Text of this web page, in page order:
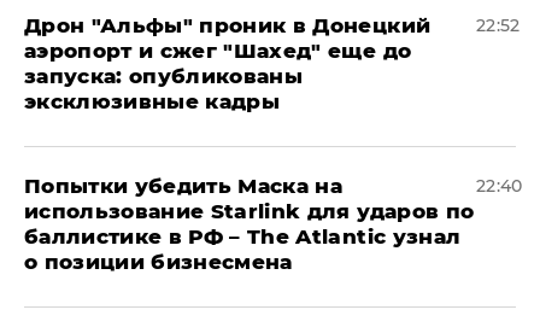
Дрон "Альфы" проник в Донецкий
аэропорт и сжег "Шахед" еще до
запуска: опубликованы
эксклюзивные кадры
22:52
Попытки убедить Маска на
использование Starlink для ударов по
баллистике в РФ – The Atlantic узнал
о позиции бизнесмена
22:40